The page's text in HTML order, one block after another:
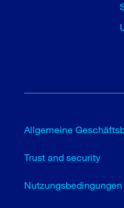
Allgemeine
Trust and security
Nutzungsbedingungen